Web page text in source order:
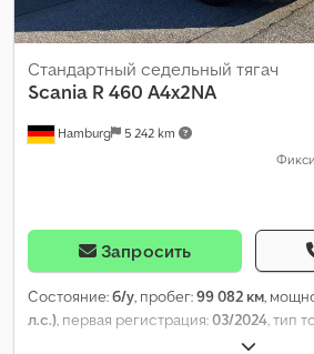
противотуманные фары, ретардер,
спойлер, холодильник, центральный
электрорегулировка стекол ,
Hamburg 5 242 km
Стандартный седельный тягач
Scania R 460 A4x2NA
Запросить
Состояние:б/у, пробег:99 082 км,
л.с.), первая регистрация:03/2024, тип
, конфигурация осей: